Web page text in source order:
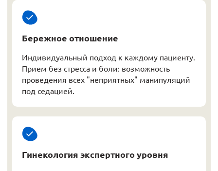
Бережное отношение
Индивидуальный подход к каждому пациенту.
Прием без стресса и боли: возможность
проведения всех "неприятных" манипуляций
под седацией.
Гинекология экспертного уровня